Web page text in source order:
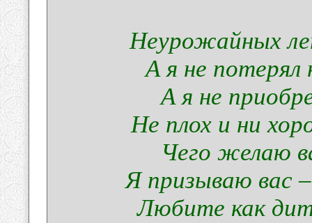
Неурожайных
А я не потерял
А я не
Не плох и ни
Чего желаю
Я призываю вас
Любите как